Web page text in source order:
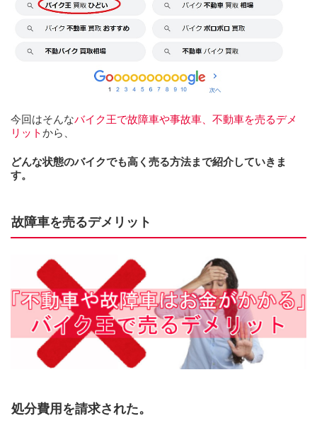
今回はそんなバイク王で故障車や事故車、不動車を売るデメ
リットから、
どんな状態のバイクでも高く売る方法まで紹介していきま
す。
故障車を売るデメリット
処分費用を請求された。